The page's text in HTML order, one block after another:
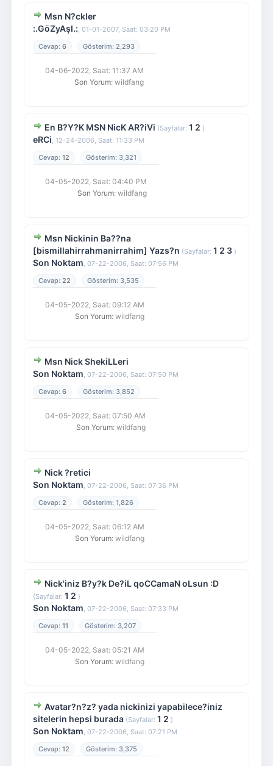
Msn N?ckler
:.GöZyAşI.:, 01-01-2007, Saat: 03:20 PM
6
2,293
04-06-2022, Saat: 11:37 AM
Son Yorum: wildfang
En B?Y?K MSN NicK AR?iVi (Sayfalar: 1 2 )
eRCi, 12-24-2006, Saat: 11:33 PM
12
3,321
04-05-2022, Saat: 04:40 PM
Son Yorum: wildfang
Msn Nickinin Ba??na
[bismillahirrahmanirrahim] Yazs?n (Sayfalar: 1 2 3)
Son Noktam, 07-22-2006, Saat: 07:56 PM
22
3,535
04-05-2022, Saat: 09:12 AM
Son Yorum: wildfang
Msn Nick ShekiLLeri
Son Noktam, 07-22-2006, Saat: 07:50 PM
6
3,852
04-05-2022, Saat: 07:50 AM
Son Yorum: wildfang
Nick ?retici
Son Noktam, 07-22-2006, Saat: 07:36 PM
2
1,826
04-05-2022, Saat: 06:12 AM
Son Yorum: wildfang
Nick'iniz B?y?k De?iL qoCCamaN oLsun :D
(Sayfalar: 1 2 )
Son Noktam, 07-22-2006, Saat: 07:33 PM
11
3,207
04-05-2022, Saat: 05:21 AM
Son Yorum: wildfang
Avatar?n?z? yada nickinizi yapabilece?iniz
sitelerin hepsi burada (Sayfalar: 1 2 )
Son Noktam, 07-22-2006, Saat: 07:21 PM
12
3,375